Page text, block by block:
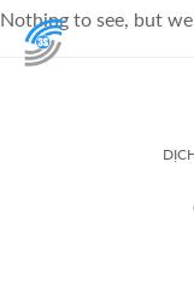
Nothing to see, but